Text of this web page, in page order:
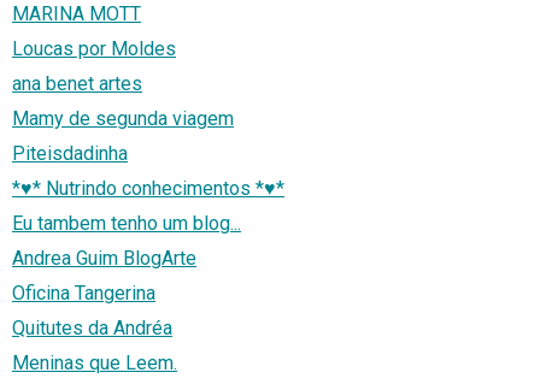
MARINA MOTT
Loucas por Moldes
ana benet artes
Mamy de segunda viagem
Piteisdadinha
*♥* Nutrindo conhecimentos *♥*
Eu tambem tenho um blog...
Andrea Guim BlogArte
Oficina Tangerina
Quitutes da Andréa
Meninas que Leem.